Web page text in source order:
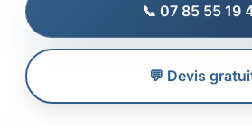
📞 07 85 55 19
💬 Devis